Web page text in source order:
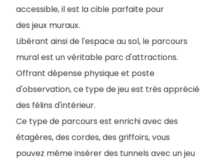
accessible, il est la cible parfaite pour
des jeux muraux.
Libérant ainsi de l'espace au sol, le parcours
mural est un véritable parc d'attractions.
Offrant dépense physique et poste
d'observation, ce type de jeu est très apprécié
des félins d'intérieur.
Ce type de parcours est enrichi avec des
étagères, des cordes, des griffoirs, vous
pouvez même insérer des tunnels avec un jeu